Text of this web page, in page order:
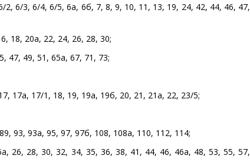
6/3, 6/4, 6/5, 6а, 6б, 7, 8, 9, 10, 11, 13, 19, 24, 42, 44, 46, 47,
18, 20а, 22, 24, 26, 28, 30;
47, 49, 51, 65а, 67, 71, 73;
17а, 17/1, 18, 19, 19а, 19б, 20, 21, 21а, 22, 23/5;
93, 93а, 95, 97, 97б, 108, 108а, 110, 112, 114;
26, 28, 30, 32, 34, 35, 36, 38, 41, 44, 46, 46а, 48, 53, 55, 57,